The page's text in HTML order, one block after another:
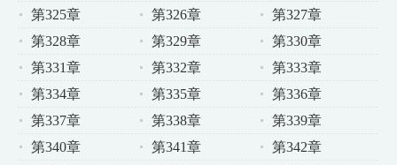
第325章
第326章
第327章
第328章
第329章
第330章
第331章
第332章
第333章
第334章
第335章
第336章
第337章
第338章
第339章
第340章
第341章
第342章